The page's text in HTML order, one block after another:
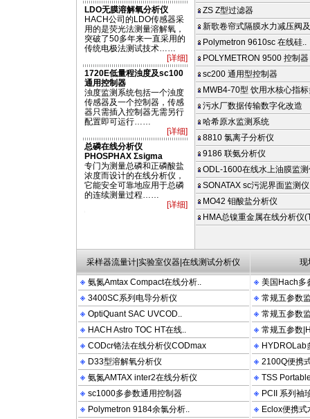
LDO无膜溶解氧分析仪
HACH公司的LDO传感器采
用的是荧光法测量溶解氧，
突破了50多年来一直采用的
传统电极法测试技术……
[详细]
1720E低量程浊度及sc100
通用控制器
浊度监测系统包括一个浊度
传感器及一个控制器，传感
器只需插入控制器无需另行
配置即可运行……
[详细]
总磷在线分析仪
PHOSPHAX Σsigma
专门为测量总磷和正磷酸盐
浓度而设计的在线分析仪，
它能安全可靠地应用于总磷
的连续测量过程……
[详细]
DRB200 FT660 LDO OTT HYDROLAB PHOSPHAX Sigma910 Sigma980
ZS Z型过滤器
新歌卷帘式隔膜水力减压阀
Polymetron 9610sc 在线硅..
POLYMETRON 9500 控制器
sc200 通用型控制器
MWB4-70型 饮用水核心指
污水厂数据传输数字化改造
哈希原水监测系统
8810 氯离子分析仪
9186 联氨分析仪
ODL-1600在线水上油膜监测
SONATAX sc污泥界面监测仪
MO42 钼酸盐分析仪
HMA总镍重金属在线分析仪
采样器流量计|实验室仪器|在线测试分析仪 现
氨氮Amtax Compact在线分析..
3400SC系列电导分析仪
OptiQuant SAC UVCOD..
HACH Astro TOC HT在线..
CODcr铬法在线分析仪CODmax
D33型溶解氧分析仪
氨氮AMTAX inter2在线分析仪
sc1000多参数通用控制器
Polymetron 9184余氯分析..
美国Hach多
常规五参数
常规五参数
常规五参数
HYDROLab
2100Q便携
TSS
PCII 系列袖
Eclox便携式